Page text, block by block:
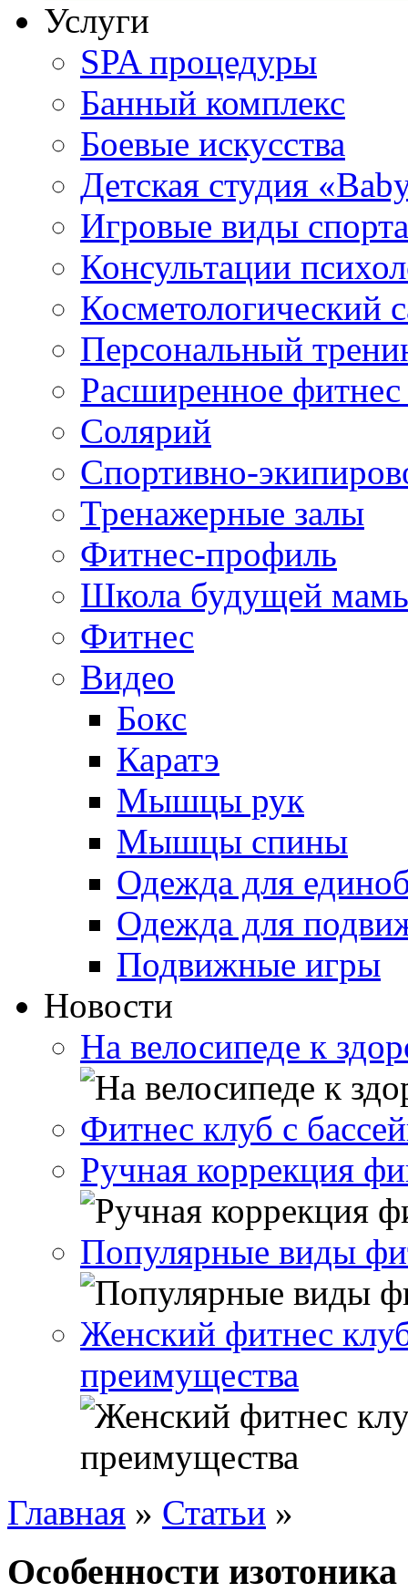
Услуги
SPA процедуры
Банный комплекс
Боевые искусства
Детская студия
Игровые виды спорта
Консультации
Косметологический
Персональный
Расширенное фитнес
Солярий
Спортивно-
Тренажерные залы
Фитнес-профиль
Школа будущей
Фитнес
Видео
Бокс
Каратэ
Мышцы рук
Мышцы спины
Одежда для
Одежда для
Подвижные игры
Новости
На велосипеде к
Фитнес клуб с
Ручная коррекция
Популярные виды
Женский фитнес
преимущества
Главная » Статьи »
Особенности изотоника